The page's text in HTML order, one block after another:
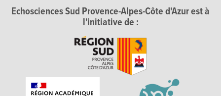
Echosciences Sud Provence-Alpes-Côte d'Azur est à
l'initiative de :